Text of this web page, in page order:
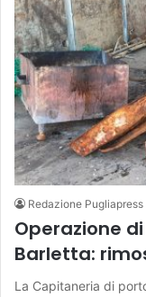
Redazione Pugliapress
Operazione
Barletta:
La Capitaneria di